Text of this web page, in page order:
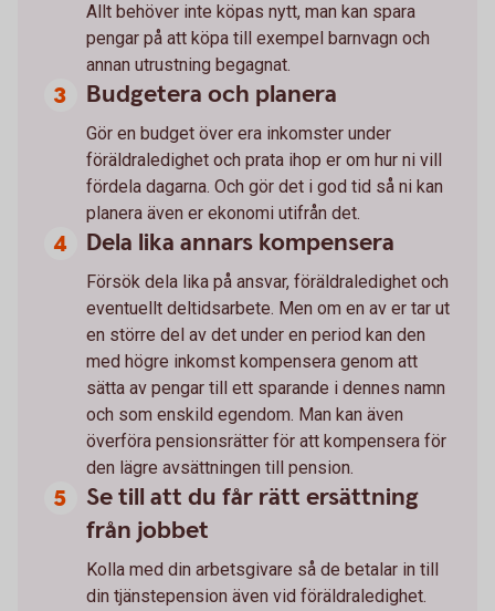
Allt behöver inte köpas nytt, man kan spara
pengar på att köpa till exempel barnvagn och
annan utrustning begagnat.
Budgetera och planera
Gör en budget över era inkomster under
föräldraledighet och prata ihop er om hur ni vill
fördela dagarna. Och gör det i god tid så ni kan
planera även er ekonomi utifrån det.
Dela lika annars kompensera
Försök dela lika på ansvar, föräldraledighet och
eventuellt deltidsarbete. Men om en av er tar ut
en större del av det under en period kan den
med högre inkomst kompensera genom att
sätta av pengar till ett sparande i dennes namn
och som enskild egendom. Man kan även
överföra pensionsrätter för att kompensera för
den lägre avsättningen till pension.
Se till att du får rätt ersättning
från jobbet
Kolla med din arbetsgivare så de betalar in till
din tjänstepension även vid föräldraledighet.